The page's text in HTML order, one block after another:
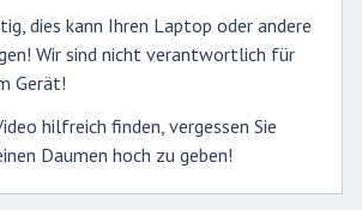
dies kann Ihren Laptop oder andere
Wir sind nicht verantwortlich für
Gerät!
hilfreich finden, vergessen Sie
Daumen hoch zu geben!